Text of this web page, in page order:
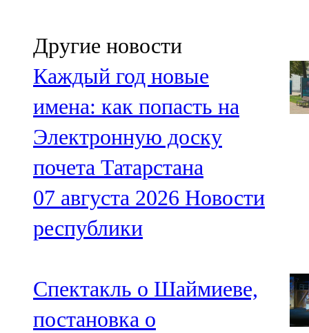
Другие новости
Каждый год новые
имена: как попасть на
Электронную доску
почета Татарстана
07 августа 2026 Новости
республики
Спектакль о Шаймиеве,
постановка о